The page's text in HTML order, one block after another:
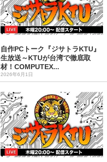
自作PCトーク『ジサトラKTU』
生放送～KTUが台湾で徹底取
材！COMPUTEX...
2026年6月1日